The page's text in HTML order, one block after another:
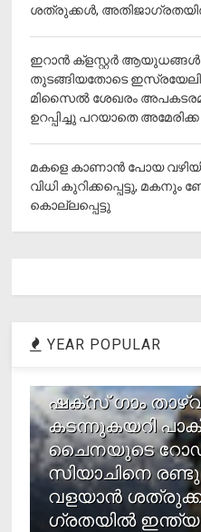
ശത്രുക്കൾ,
ഇറാന്‍ ക്‌ളസ്റ്റര്‍ ആയുധങ്ങള്‍
തുടങ്ങിയതോടെ
മിസൈല്‍ ശേഖരം
ഉറപ്പിച്ചു പറയാതെ അമേരിക്ക
മകളെ കാണാന്‍ പോയ
വിധി കുറിക്കപ്പെട്ടു,
കൊല്ലപ്പെട്ടു
YEAR POPULAR
ഷക്സ് ​ഗാം
കടന്നുകയറി
ചൈനയുടെ റോഡ്
സിയാചിനെ
വളയാൻ
ഗ്രതയിൽ ഇന്ത്യ